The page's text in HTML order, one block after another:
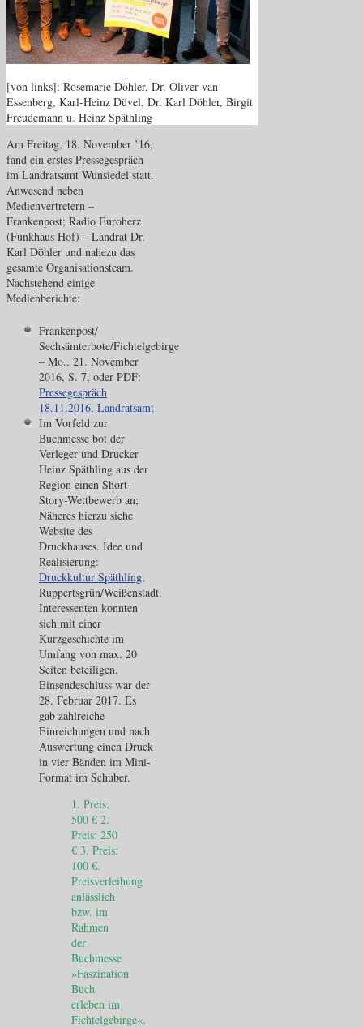
[von links]: Rosemarie Döhler, Dr. Oliver van
Essenberg, Karl-Heinz Düvel, Dr. Karl Döhler, Birgit
Freudemann u. Heinz Späthling
Am Freitag, 18. November ’16,
fand ein erstes Pressegespräch
im Landratsamt Wunsiedel statt.
Anwesend neben
Medienvertretern –
Frankenpost; Radio Euroherz
(Funkhaus Hof) – Landrat Dr.
Karl Döhler und nahezu das
gesamte Organisationsteam.
Nachstehend einige
Medienberichte:
Frankenpost/
Sechsämterbote/Fichtelgebirge
– Mo., 21. November
2016, S. 7, oder PDF:
Pressegespräch
18.11.2016, Landratsamt
Im Vorfeld zur
Buchmesse bot der
Verleger und Drucker
Heinz Späthling aus der
Region einen Short-
Story-Wettbewerb an;
Näheres hierzu siehe
Website des
Druckhauses. Idee und
Realisierung:
Druckkultur Späthling,
Ruppertsgrün/Weißenstadt.
Interessenten konnten
sich mit einer
Kurzgeschichte im
Umfang von max. 20
Seiten beteiligen.
Einsendeschluss war der
28. Februar 2017. Es
gab zahlreiche
Einreichungen und nach
Auswertung einen Druck
in vier Bänden im Mini-
Format im Schuber.
1. Preis:
500 € 2.
Preis: 250
€ 3. Preis:
100 €.
Preisverleihung
anlässlich
bzw. im
Rahmen
der
Buchmesse
»Faszination
Buch
erleben im
Fichtelgebirge«.